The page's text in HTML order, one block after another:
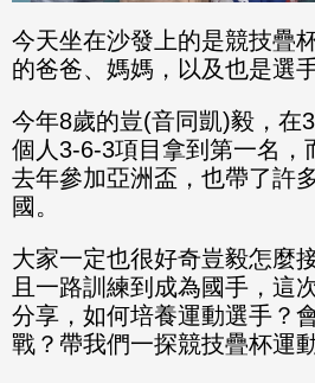
今天坐在沙發上的是競技疊
的爸爸、媽媽，以及也是選
今年8歲的豈(音同凱)毅，在
個人3-6-3項目拿到第一名，
去年參加亞洲盃，也帶了許
國。
大家一定也很好奇豈毅怎麼
且一路訓練到成為國手，這
分享，如何培養運動選手？
戰？帶我們一探競技疊杯運